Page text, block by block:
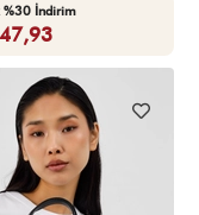
%30 İndirim